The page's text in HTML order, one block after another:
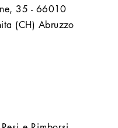
35 - 66010
(CH) Abruzzo